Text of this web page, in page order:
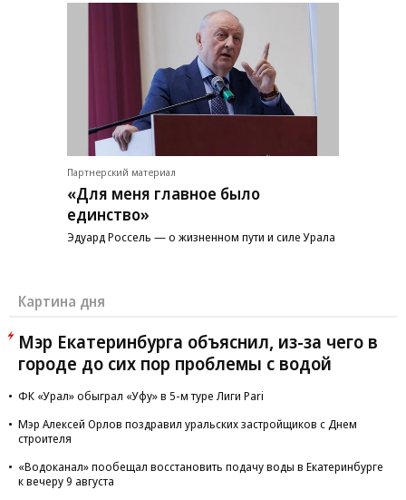
Партнерский материал
«Для меня главное было
единство»
Эдуард Россель — о жизненном пути и силе Урала
Картина дня
Мэр Екатеринбурга объяснил, из-за чего в
городе до сих пор проблемы с водой
ФК «Урал» обыграл «Уфу» в 5-м туре Лиги Pari
Мэр Алексей Орлов поздравил уральских застройщиков с Днем
строителя
«Водоканал» пообещал восстановить подачу воды в Екатеринбурге
к вечеру 9 августа